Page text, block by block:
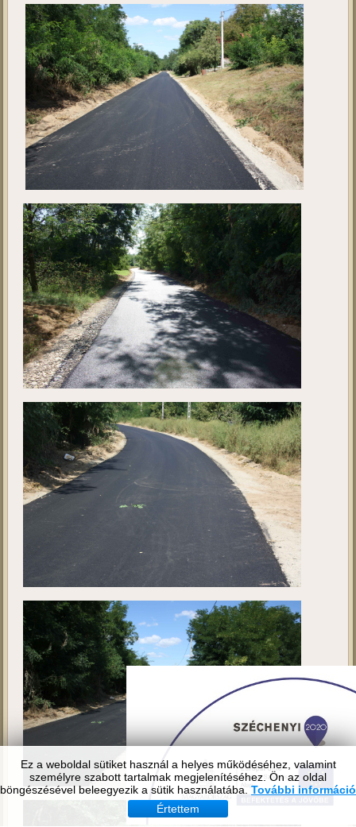
Ez a weboldal sütiket használ a helyes működéséhez, valamint
személyre szabott tartalmak megjelenítéséhez. Ön az oldal
böngészésével beleegyezik a sütik használatába. További információ
Értettem